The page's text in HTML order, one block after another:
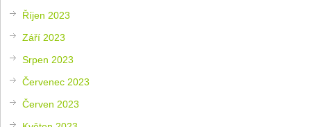
Říjen 2023
Září 2023
Srpen 2023
Červenec 2023
Červen 2023